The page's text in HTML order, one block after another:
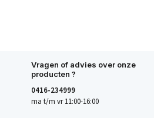
Vragen of advies over onze
producten ?
0416-234999
ma t/m vr 11:00-16:00